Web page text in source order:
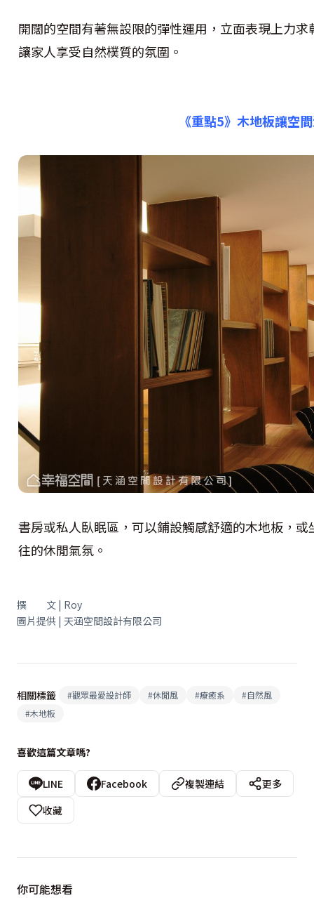
開闊的空間有著無設限的彈性運用，立面表現上力
讓家人享受自然樸質的氛圍。
《重點5》 木地板讓空
書房或私人臥眠區，可以鋪設觸感舒適的木地板，
往的休閒氣氛。
撰 文 | Roy
圖片提供 | 天涵空間設計有限公司
相關標籤 #觀眾最愛設計師 #休閒風 #療癒系 #自然風
#木地板
喜歡這篇文章嗎?
LINE Facebook 複製連結
更多
收藏
你可能想看